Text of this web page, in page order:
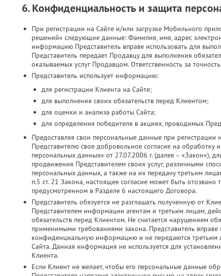
6. Конфиденциальность и защита
При регистрации на Сайте и/или загрузке Мобильного
решений» следующие данные: Фамилия, имя, адрес
информацию Представитель вправе использовать для
Представитель передает Продавцу для выполнения
оказываемых услуг Продавцом. Ответственность за
Представитель использует информацию:
для регистрации Клиента на Сайте;
для выполнения своих обязательств перед Клиентом;
для оценки и анализа работы Сайта;
для определения победителя в акциях, проводимых
Предоставляя свои персональные данные при
Представителю свое добровольное согласие на обработку
персональных данных» от 27.07.2006 г. (далее – «Закон»),
продвижения Представителем своих услуг, различными
персональных данных, а также на их передачу третьим
п.5 ст. 21 Закона, настоящее согласие может быть
предусмотренном в Разделе 6 настоящего Договора.
Представитель обязуется не разглашать полученную от
Представителем информации агентам и третьим лицам,
обязательств перед Клиентом. Не считается нарушением
применимыми требованиями закона. Представитель вправе
конфиденциальную информацию и не передаются третьим
Сайта. Данная информация не используется для
Клиента.
Если Клиент не желает, чтобы его персональные данные